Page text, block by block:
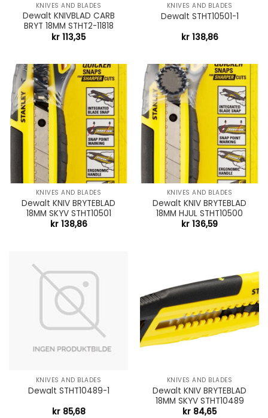
KNIVES AND BLADES
Dewalt KNIVBLAD CARB
BRYT 18MM STHT2-11818
kr 113,35
KNIVES AND BLADES
Dewalt STHT10501-1
kr138,86
KNIVES AND BLADES
Dewalt KNIV BRYTEBLAD
18MM SKYV STHT10501
kr138,86
KNIVES AND BLADES
Dewalt KNIV BRYTEBLAD
18MM HJUL STHT10500
kr 136,59
KNIVES AND BLADES
Dewalt STHT10489-1
kr85,68
KNIVES AND BLADES
Dewalt KNIV BRYTEBLAD
18MM SKYV STHT10489
kr 84,65